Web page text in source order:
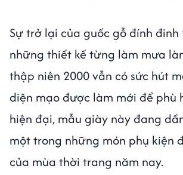
Sự trở lại của guốc gỗ đính
những thiết kế từng làm mưa
thập niên 2000 vẫn có sức hút
diện mạo được làm mới để phù
hiện đại, mẫu giày này đang
một trong những món phụ kiện
của mùa thời trang năm nay.